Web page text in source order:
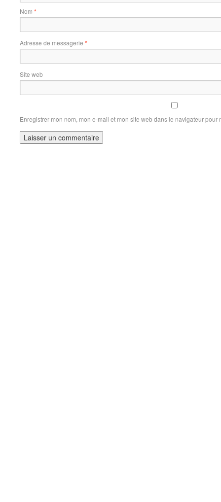
Nom *
Adresse de messagerie *
Site web
Enregistrer mon nom, mon e-mail et mon site web dans le navigateur pour